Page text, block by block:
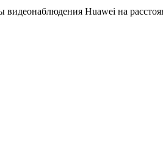
видеонаблюдения Huawei на